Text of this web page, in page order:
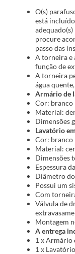
O(s)
está
adequado(s)
procure
passo das
A torneira e
função de
A torneira
água
Armário de
Cor: branco
Material:
Dimensões
Lavatório
Cor: branco
Material:
Dimensões
Espessura
Diâmetro
Possui um
Com
Válvula de
Montagem
A entrega
1 x Armário
1 x